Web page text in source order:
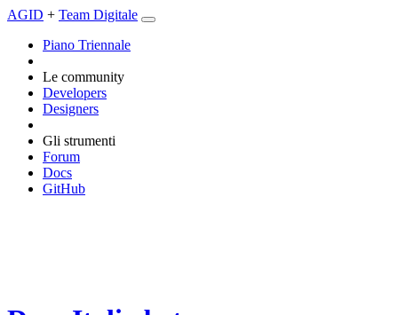
AGID + Team Digitale
Piano Triennale
Le community
Developers
Designers
Gli strumenti
Forum
Docs
GitHub